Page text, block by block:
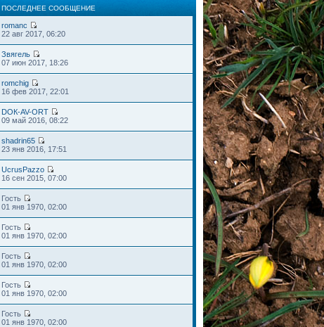
ПОСЛЕДНЕЕ СООБЩЕНИЕ
romanc
22 авг 2017, 06:20
Звягель
07 июн 2017, 18:26
romchig
16 фев 2017, 22:01
DOК-AV-ORT
09 май 2016, 08:22
shadrin65
23 янв 2016, 17:51
UcrusPazzo
16 сен 2015, 07:00
Гость
01 янв 1970, 02:00
Гость
01 янв 1970, 02:00
Гость
01 янв 1970, 02:00
Гость
01 янв 1970, 02:00
Гость
01 янв 1970, 02:00